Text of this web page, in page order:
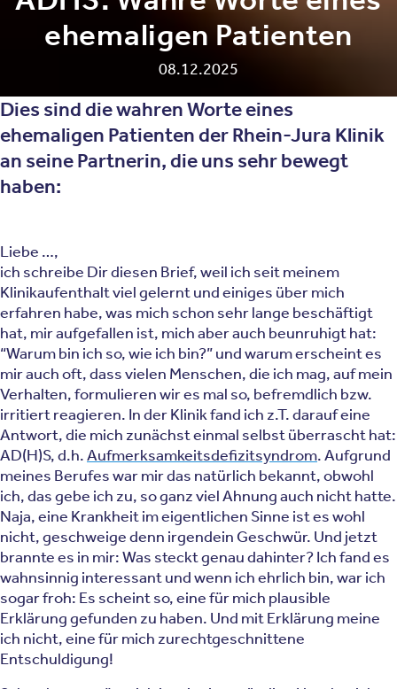
ehemaligen Patienten
08.12.2025
Dies sind die wahren Worte eines
ehemaligen Patienten der Rhein-Jura Klinik
an seine Partnerin, die uns sehr bewegt
haben:
Liebe …,
ich schreibe Dir diesen Brief, weil ich seit meinem
Klinikaufenthalt viel gelernt und einiges über mich
erfahren habe, was mich schon sehr lange beschäftigt
hat, mir aufgefallen ist, mich aber auch beunruhigt hat:
“Warum bin ich so, wie ich bin?” und warum erscheint es
mir auch oft, dass vielen Menschen, die ich mag, auf mein
Verhalten, formulieren wir es mal so, befremdlich bzw.
irritiert reagieren. In der Klinik fand ich z.T. darauf eine
Antwort, die mich zunächst einmal selbst überrascht hat:
AD(H)S, d.h.Aufmerksamkeitsdefizitsyndrom. Aufgrund
meines Berufes war mir das natürlich bekannt, obwohl
ich, das gebe ich zu, so ganz viel Ahnung auch nicht hatte.
Naja, eine Krankheit im eigentlichen Sinne ist es wohl
nicht, geschweige denn irgendein Geschwür. Und jetzt
brannte es in mir: Was steckt genau dahinter? Ich fand es
wahnsinnig interessant und wenn ich ehrlich bin, war ich
sogar froh: Es scheint so, eine für mich plausible
Erklärung gefunden zu haben. Und mit Erklärung meine
ich nicht, eine für mich zurechtgeschnittene
Entschuldigung!